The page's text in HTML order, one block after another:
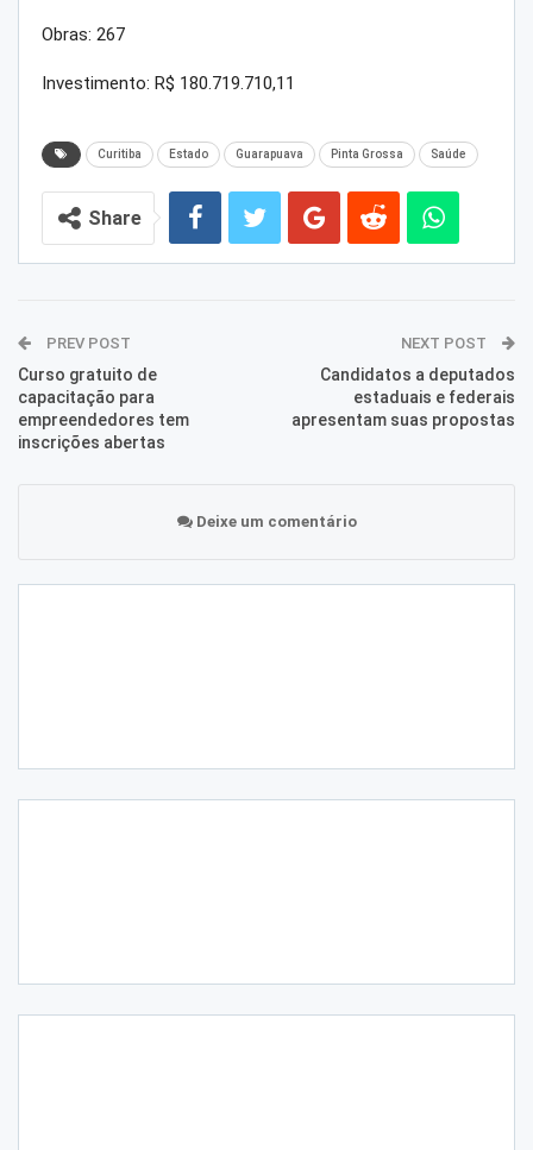
Obras: 267
Investimento: R$ 180.719.710,11
Curitiba Estado Guarapuava Pinta Grossa Saúde
Share
PREV POST
Curso gratuito de
capacitação para
empreendedores tem
inscrições abertas
NEXT POST
Candidatos a deputados
estaduais e federais
apresentam suas propostas
Deixe um comentário